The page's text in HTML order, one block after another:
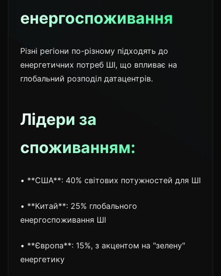
енергоспоживання
Різні регіони по-різному підходять до
енергетичних потреб ШІ, що впливає на
глобальний розподіл датацентрів.
Лідери за
споживанням:
• **США**: 40% світових потужностей для ШІ
• **Китай**: 25% глобального
енергоспоживання ШІ
• **Європа**: 15%, з акцентом на "зелену"
енергетику